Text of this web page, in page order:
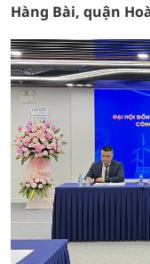
Hàng Bài, quận